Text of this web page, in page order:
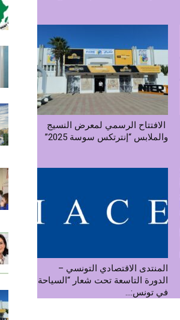
الافتتاح الرسمي لمعرض النسيج
والملابس “إنترتكس سوسة 2025”
المنتدى الاقتصادي التونسي –
الدورة التاسعة تحت شعار “السياحة
في تونس:...